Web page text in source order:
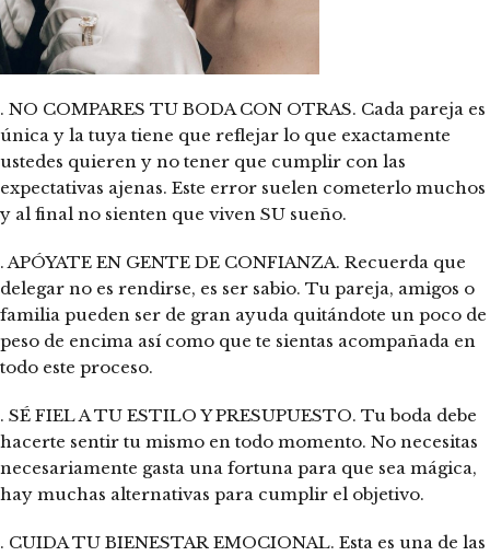
. NO COMPARES TU BODA CON OTRAS. Cada pareja es
única y la tuya tiene que reflejar lo que exactamente
ustedes quieren y no tener que cumplir con las
expectativas ajenas. Este error suelen cometerlo muchos
y al final no sienten que viven SU sueño.
. APÓYATE EN GENTE DE CONFIANZA. Recuerda que
delegar no es rendirse, es ser sabio. Tu pareja, amigos o
familia pueden ser de gran ayuda quitándote un poco de
peso de encima así como que te sientas acompañada en
todo este proceso.
. SÉ FIEL A TU ESTILO Y PRESUPUESTO. Tu boda debe
hacerte sentir tu mismo en todo momento. No necesitas
necesariamente gasta una fortuna para que sea mágica,
hay muchas alternativas para cumplir el objetivo.
. CUIDA TU BIENESTAR EMOCIONAL. Esta es una de las